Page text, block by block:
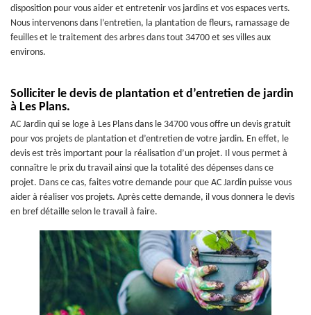
disposition pour vous aider et entretenir vos jardins et vos espaces verts.
Nous intervenons dans l’entretien, la plantation de fleurs, ramassage de
feuilles et le traitement des arbres dans tout 34700 et ses villes aux
environs.
Solliciter le devis de plantation et d’entretien de jardin
à Les Plans.
AC Jardin qui se loge à Les Plans dans le 34700 vous offre un devis gratuit
pour vos projets de plantation et d’entretien de votre jardin. En effet, le
devis est très important pour la réalisation d’un projet. Il vous permet à
connaître le prix du travail ainsi que la totalité des dépenses dans ce
projet. Dans ce cas, faites votre demande pour que AC Jardin puisse vous
aider à réaliser vos projets. Après cette demande, il vous donnera le devis
en bref détaille selon le travail à faire.